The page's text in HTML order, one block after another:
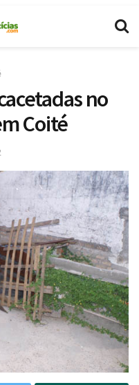
no
Coité